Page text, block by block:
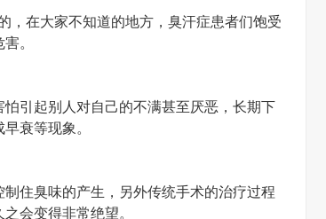
在大家不知道的地方，臭汗症患者们饱受
。
引起别人对自己的不满甚至厌恶，长期下
衰等现象。
住臭味的产生，另外传统手术的治疗过程
会变得非常绝望。